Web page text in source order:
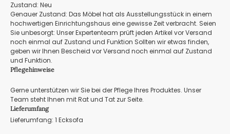
Zustand: Neu
Genauer Zustand: Das Möbel hat als Ausstellungsstück in einem
hochwertigen Einrichtungshaus eine gewisse Zeit verbracht. Seien
Sie unbesorgt: Unser Expertenteam prüft jeden Artikel vor Versand
noch einmal auf Zustand und Funktion Sollten wir etwas finden,
geben wir Ihnen Bescheid vor Versand noch einmal auf Zustand
und Funktion.
Pflegehinweise
Gerne unterstützen wir Sie bei der Pflege Ihres Produktes. Unser
Team steht Ihnen mit Rat und Tat zur Seite.
Lieferumfang
Lieferumfang: 1 Ecksofa